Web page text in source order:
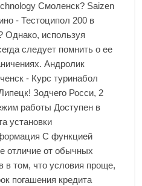
Смоленск? Saizen
- Тестоципол 200 в
Однако, используя
следует помнить о ее
Андролик
- Курс туринабол
Зодчего Росси, 2
работы Доступен в
установки
С функцией
отличие от обычных
в том, что условия проще,
погашения кредита